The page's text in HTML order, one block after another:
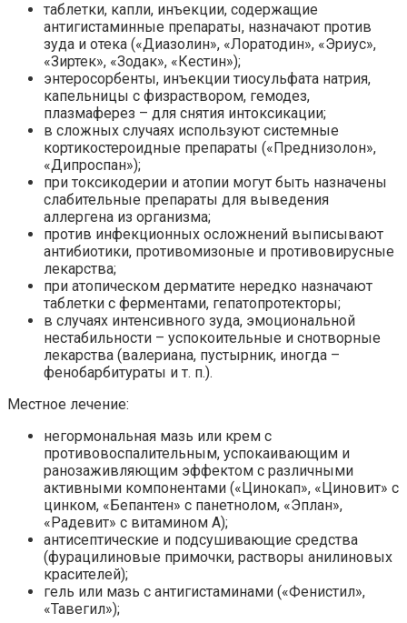
таблетки, капли, инъекции, содержащие
антигистаминные препараты, назначают против
зуда и отека («Диазолин», «Лоратодин», «Эриус»,
«Зиртек», «Зодак», «Кестин»);
энтеросорбенты, инъекции тиосульфата натрия,
капельницы с физраствором, гемодез,
плазмаферез – для снятия интоксикации;
в сложных случаях используют системные
кортикостероидные препараты («Преднизолон»,
«Дипроспан»);
при токсикодерии и атопии могут быть назначены
слабительные препараты для выведения
аллергена из организма;
против инфекционных осложнений выписывают
антибиотики, противомизоные и противовирусные
лекарства;
при атопическом дерматите нередко назначают
таблетки с ферментами, гепатопротекторы;
в случаях интенсивного зуда, эмоциональной
нестабильности – успокоительные и снотворные
лекарства (валериана, пустырник, иногда –
фенобарбитураты и т. п.).
Местное лечение:
негормональная мазь или крем с
противовоспалительным, успокаивающим и
ранозаживляющим эффектом с различными
активными компонентами («Цинокап», «Циновит» с
цинком, «Бепантен» с панетнолом, «Эплан»,
«Радевит» с витамином А);
антисептические и подсушивающие средства
(фурацилиновые примочки, растворы анилиновых
красителей);
гель или мазь с антигистаминами («Фенистил»,
«Тавегил»);